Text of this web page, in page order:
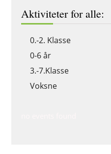
Aktiviteter for alle:
0.-2. Klasse
0-6 år
3.-7.Klasse
Voksne